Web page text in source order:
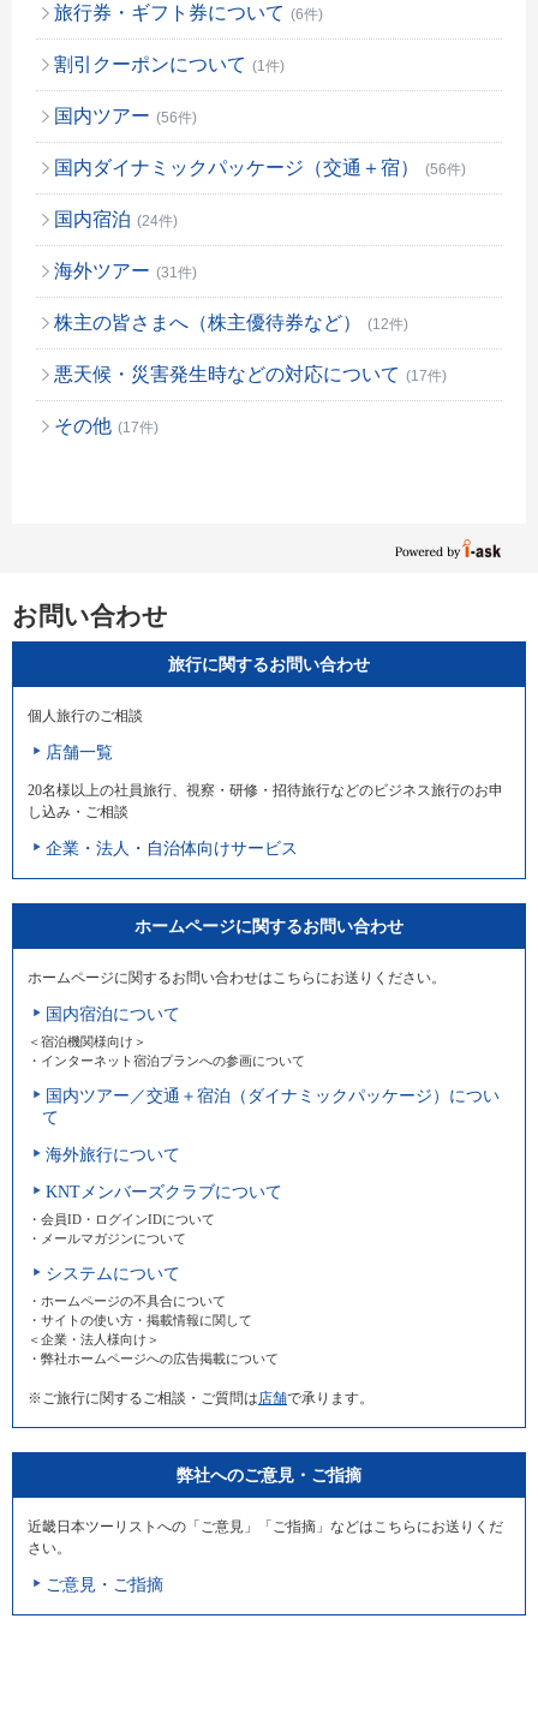
旅行券・ギフト券について (6件)
割引クーポンについて (1件)
国内ツアー (56件)
国内ダイナミックパッケージ（交通＋宿） (56件)
国内宿泊 (24件)
海外ツアー (31件)
株主の皆さまへ（株主優待券など） (12件)
悪天候・災害発生時などの対応について (17件)
その他 (17件)
お問い合わせ
旅行に関するお問い合わせ
個人旅行のご相談
店舗一覧
20名様以上の社員旅行、視察・研修・招待旅行などのビジネス旅行のお申
し込み・ご相談
企業・法人・自治体向けサービス
ホームページに関するお問い合わせ
ホームページに関するお問い合わせはこちらにお送りください。
国内宿泊について
＜宿泊機関様向け＞
・インターネット宿泊プランへの参画について
国内ツアー／交通＋宿泊（ダイナミックパッケージ）につい
て
海外旅行について
KNTメンバーズクラブについて
・会員ID・ログインIDについて
・メールマガジンについて
システムについて
・ホームページの不具合について
・サイトの使い方・掲載情報に関して
＜企業・法人様向け＞
・弊社ホームページへの広告掲載について
※ご旅行に関するご相談・ご質問は 店舗で承ります。
弊社へのご意見・ご指摘
近畿日本ツーリストへの「ご意見」「ご指摘」などはこちらにお送りくだ
さい。
ご意見・ご指摘